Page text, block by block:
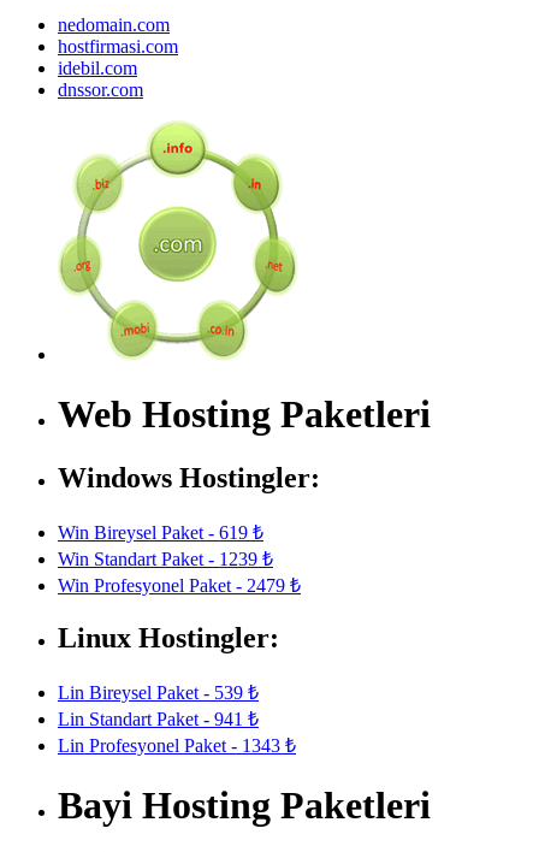
nedomain.com
hostfirmasi.com
idebil.com
dnssor.com
Web Hosting Paketleri
Windows Hostingler:
Win Bireysel Paket - 619 ₺
Win Standart Paket - 1239 ₺
Win Profesyonel Paket - 2479 ₺
Linux Hostingler:
Lin Bireysel Paket - 539 ₺
Lin Standart Paket - 941 ₺
Lin Profesyonel Paket - 1343 ₺
Bayi Hosting Paketleri